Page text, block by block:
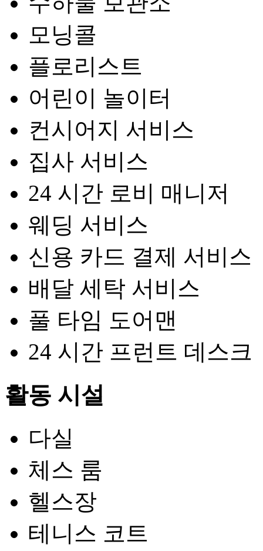
모닝콜
플로리스트
어린이 놀이터
컨시어지 서비스
집사 서비스
24 시간 로비 매니저
웨딩 서비스
신용 카드 결제 서비스
배달 세탁 서비스
풀 타임 도어맨
24 시간 프런트 데스크
활동 시설
다실
체스 룸
헬스장
테니스 코트